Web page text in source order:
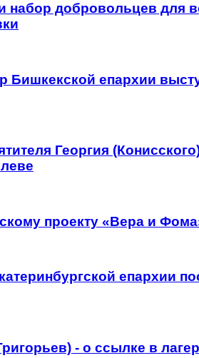
набор добровольцев для
Бишкекской епархии
Георгия
проекту «Вера и
епархии
- о ссылке в